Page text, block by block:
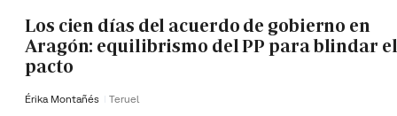
Los cien días del acuerdo de gobierno en
Aragón: equilibrismo del PP para blindar el
pacto
Érika Montañés Teruel